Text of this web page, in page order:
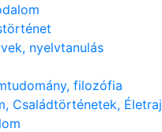
nyelvtanulás
filozófia
Családtörténetek,